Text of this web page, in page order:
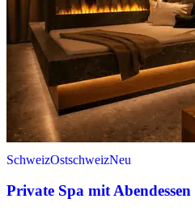
SchweizOstschweizNeu
Private Spa mit